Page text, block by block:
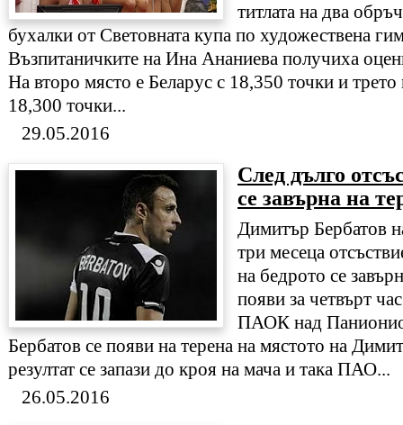
титлата на два
бухалки от Световната купа по художествена
Възпитаничките на Ина Ананиева получиха
На второ място е Беларус с 18,350 точки и
18,300 точки...
29.05.2016
След дълго
се завърна на
Димитър Бербатов
три месеца
на бедрото се
появи за четвърт
ПАОК над
Бербатов се появи на терена на мястото на
резултат се запази до кроя на мача и така ПАО...
26.05.2016